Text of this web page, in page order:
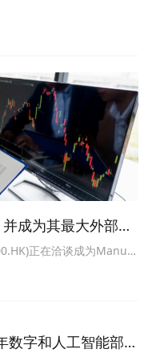
快手的9.37%权益。
成为其最大外部股
正在洽谈成为Manus
数字和人工智能部长